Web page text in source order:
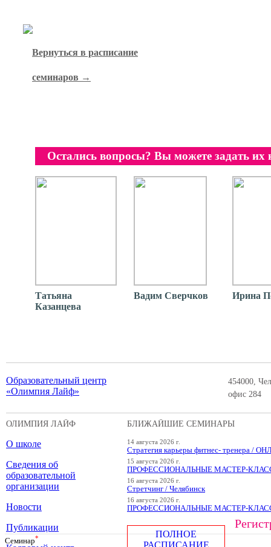
Вернуться в расписание
семинаров →
Остались вопросы? Вы можете задать
Татьяна
Казанцева
Вадим Сверчков Ирина
Образовательный центр
«Олимпия Лайф»
454000,
офис 284
ОЛИМПИЯ ЛАЙФ
О школе
Сведения об
образовательной
организации
Новости
Публикации
БЛИЖАЙШИЕ СЕМИНАРЫ
14 августа 2026 г.
Стратегия карьеры фитнес- тренера /
15 августа 2026 г.
ПРОФЕССИОНАЛЬНЫЕ МАСТЕР-
16 августа 2026 г.
Стретчинг / Челябинск
16 августа 2026 г.
ПРОФЕССИОНАЛЬНЫЕ МАСТЕР-
ПОЛНОЕ
РАСПИСАНИЕ
Cеминар*